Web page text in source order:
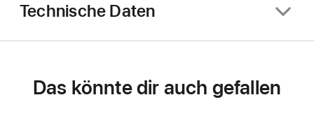
Technische Daten
Das könnte dir auch gefallen